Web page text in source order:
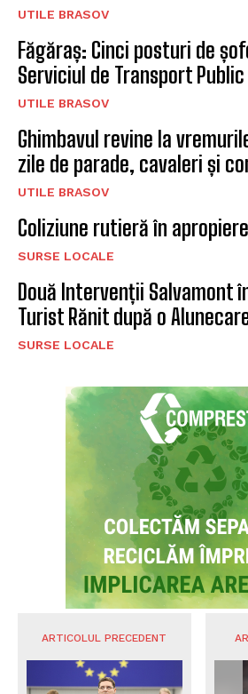
UTILE BRASOV
Făgăraș: Cinci posturi de
Serviciul de Transport Public
UTILE BRASOV
Ghimbavul revine la
zile de parade, cavaleri și
UTILE BRASOV
Coliziune rutieră în
SURSE LOCALE
Două Intervenții Salvamont
Turist Rănit după o
SURSE LOCALE
ARTICOLUL PRECEDENT